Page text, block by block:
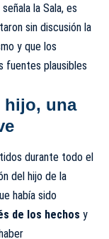
la Sala, es
sin discusión la
y que los
fuentes plausibles
hijo, una
durante todo el
del hijo de la
había sido
de los hechos y